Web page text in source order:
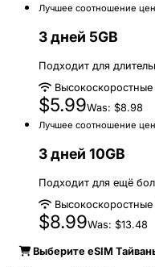
Лучшее соотношение
3 дней 5GB
Подходит для
Высокоскоростные
$5.99Was: $8.98
Лучшее соотношение
3 дней 10GB
Подходит для ещё
Высокоскоростные
$8.99Was: $13.48
Выберите eSIM